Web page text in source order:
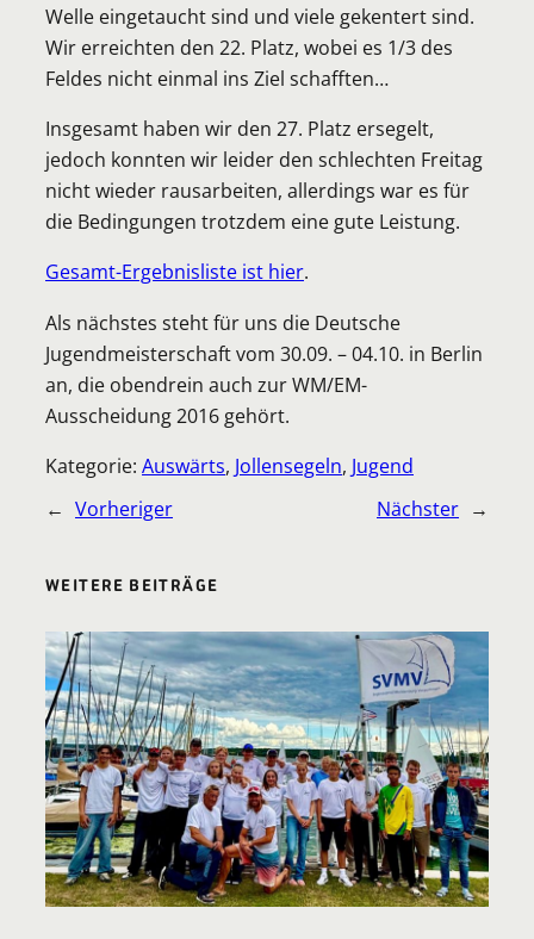
Welle eingetaucht sind und viele gekentert sind.
Wir erreichten den 22. Platz, wobei es 1/3 des
Feldes nicht einmal ins Ziel schafften…
Insgesamt haben wir den 27. Platz ersegelt,
jedoch konnten wir leider den schlechten Freitag
nicht wieder rausarbeiten, allerdings war es für
die Bedingungen trotzdem eine gute Leistung.
Gesamt-Ergebnisliste ist hier.
Als nächstes steht für uns die Deutsche
Jugendmeisterschaft vom 30.09. – 04.10. in Berlin
an, die obendrein auch zur WM/EM-
Ausscheidung 2016 gehört.
Kategorie: Auswärts, Jollensegeln, Jugend
← Vorheriger Nächster →
WEITERE BEITRÄGE